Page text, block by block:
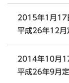
2015年1月17
平成26年12月
2014年10月
平成26年9月